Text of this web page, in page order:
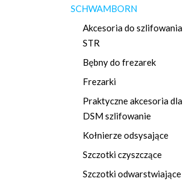
SCHWAMBORN
Akcesoria do szlifowania
STR
Bębny do frezarek
Frezarki
Praktyczne akcesoria dla
DSM szlifowanie
Kołnierze odsysające
Szczotki czyszczące
Szczotki odwarstwiające